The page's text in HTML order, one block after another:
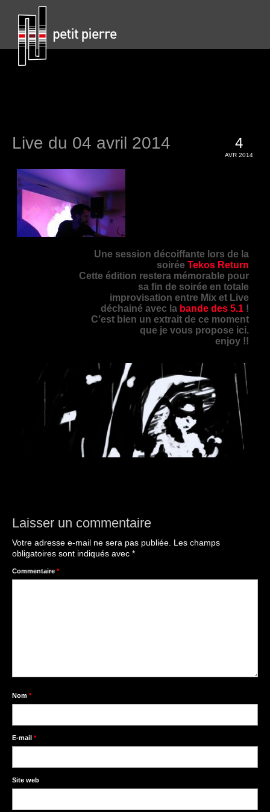
4
AVR 2014
Live du 04 avril 2014
Une session décoiffante lors de la
soirée Tekos Return
Cette édition restera mémorable pour
sa fin de soirée en totale
improvisation entre Mix et Live
déchainé avec la bande des 5.1 !
C’est bien un extrait de ce moment
que je vous propose ici.
enjoy !!
Laisser un commentaire
Votre adresse e-mail ne sera pas publiée. Les champs
obligatoires sont indiqués avec *
Commentaire *
Nom *
E-mail *
Site web